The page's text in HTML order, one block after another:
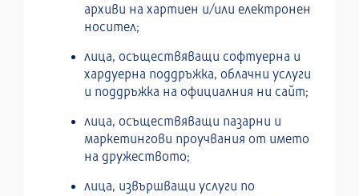
архиви на хартиен и/или електронен
носител;
лица, осъществяващи софтуерна и
хардуерна поддръжка, облачни услуги
и поддръжка на официалния ни сайт;
лица, осъществяващи пазарни и
маркетингови проучвания от името
на дружеството;
лица, извършващи услуги по